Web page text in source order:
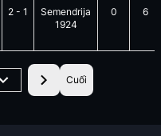
2 - 1
Semendrija
1924
0 6
Cuối